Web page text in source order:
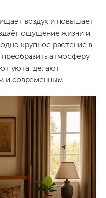
воздух и повышает
ощущение жизни и
крупное растение в
атмосферу
уюта, делают
и современным.